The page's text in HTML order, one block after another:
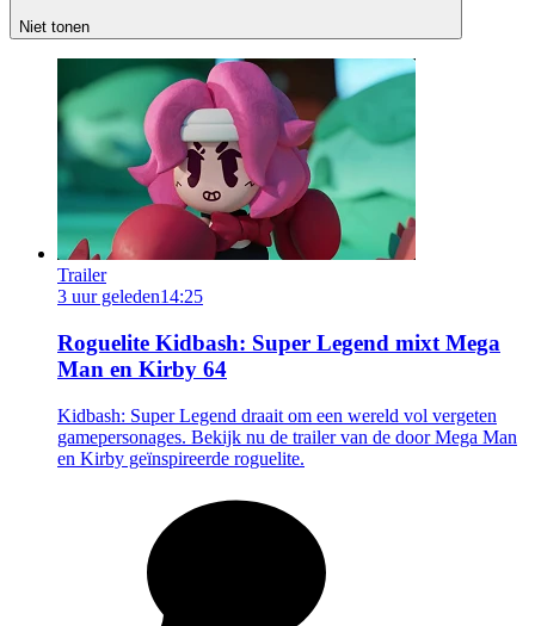
Niet tonen
Trailer
3 uur geleden14:25
Roguelite Kidbash: Super Legend mixt Mega
Man en Kirby 64
Kidbash: Super Legend draait om een wereld vol vergeten
gamepersonages. Bekijk nu de trailer van de door Mega Man
en Kirby geïnspireerde roguelite.